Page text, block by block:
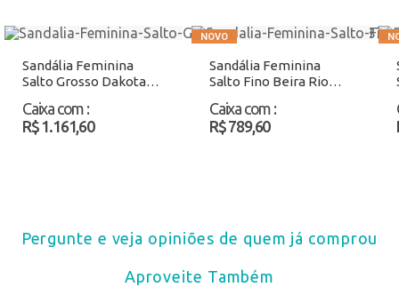
Sandália Feminina
Salto Grosso Dakota
Caixa com :
R$ 1.161,60
Sandália Feminina
Salto Fino Beira Rio
Caixa com :
R$ 789,60
Pergunte e veja opiniões de quem já comprou
Aproveite Também